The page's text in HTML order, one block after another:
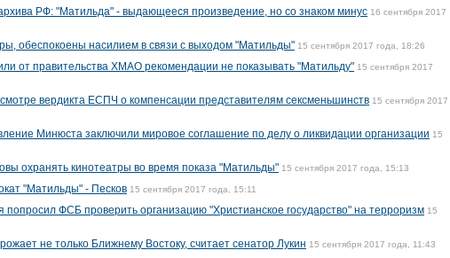
РФ: "Матильда" - выдающееся произведение, но со знаком минус 16 сентября 2017
обеспокоены насилием в связи с выходом "Матильды" 15 сентября 2017 года, 18:26
от правительства ХМАО рекомендации не показывать "Матильду" 15 сентября 2017
вердикта ЕСПЧ о компенсации представителям сексменьшинств 15 сентября 2017
Минюста заключили мировое соглашение по делу о ликвидации организации 15
охранять кинотеатры во время показа "Матильды" 15 сентября 2017 года, 15:13
"Матильды" - Песков 15 сентября 2017 года, 15:11
попросил ФСБ проверить организацию "Христианское государство" на терроризм 15
не только Ближнему Востоку, считает сенатор Лукин 15 сентября 2017 года, 11:43